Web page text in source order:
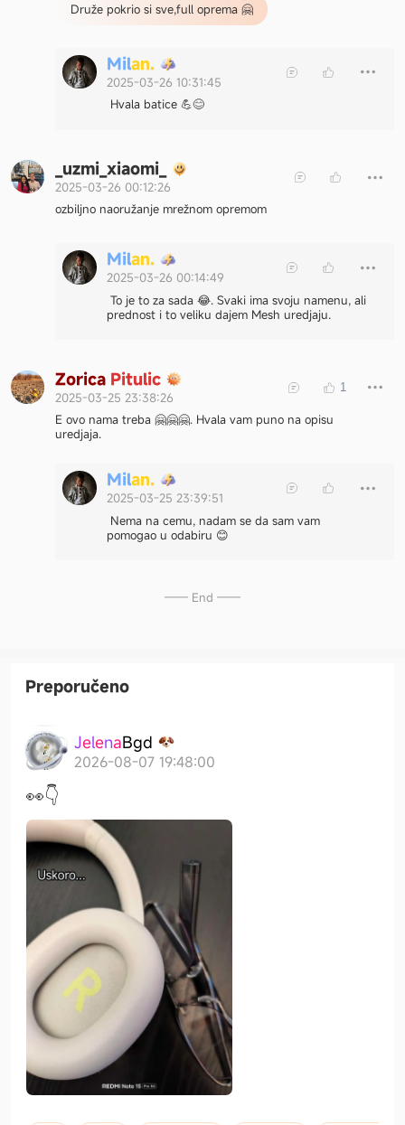
Druže pokrio si sve,full oprema 🤗
Milan.
2025-03-26 10:31:45
Hvala batice 💪😊
_uzmi_xiaomi_
2025-03-26 00:12:26
ozbiljno naoružanje mrežnom opremom
Milan.
2025-03-26 00:14:49
To je to za sada 😂. Svaki ima svoju namenu, ali
prednost i to veliku dajem Mesh uredjaju.
Zorica Pitulic
2025-03-25 23:38:26
1
E ovo nama treba 🤗🤗🤗. Hvala vam puno na opisu
uredjaja.
Milan.
2025-03-25 23:39:51
Nema na cemu, nadam se da sam vam
pomogao u odabiru 😊
—— End ——
Preporučeno
JelenaBgd
2026-08-07 19:48:00
👀👇